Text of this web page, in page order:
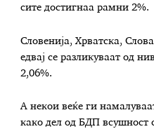
сите достигнаа рамни 2%.
Словенија, Хрватска,
едвај се разликуваат од
2,06%.
А некои веќе ги
како дел од БДП всушност